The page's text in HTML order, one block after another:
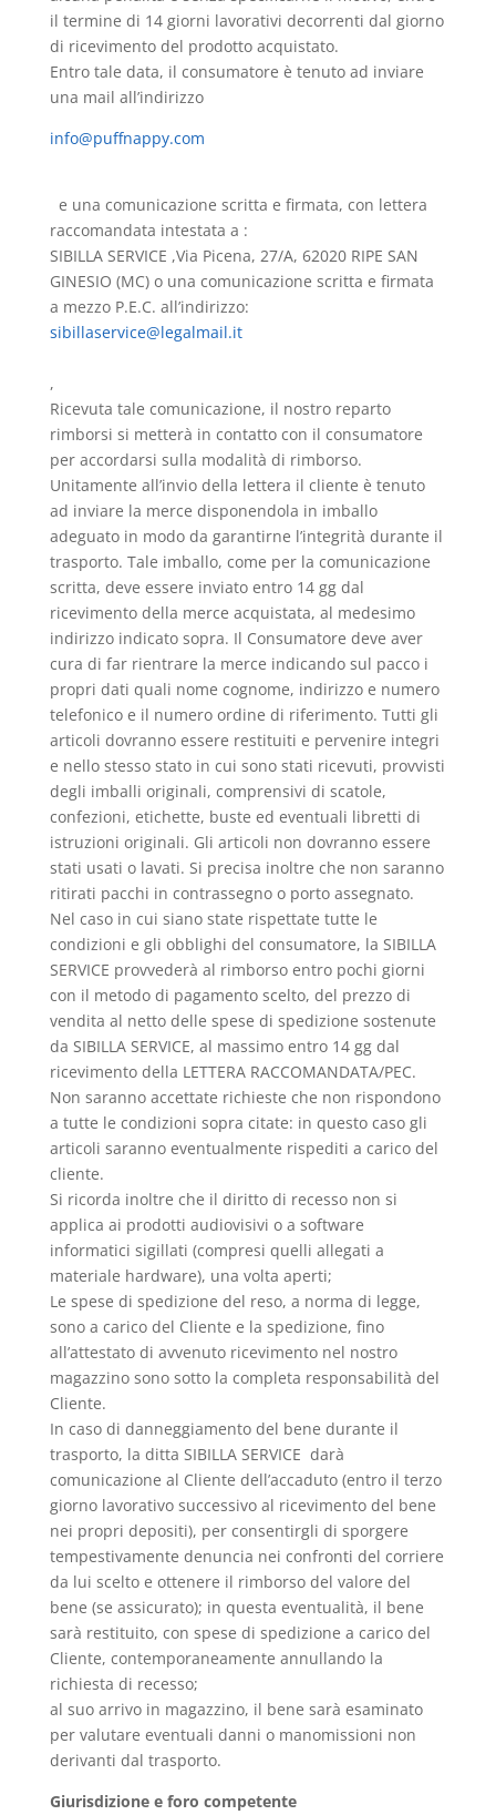
il termine di 14 giorni lavorativi decorrenti dal giorno
di ricevimento del prodotto acquistato.
Entro tale data, il consumatore è tenuto ad inviare
una mail all’indirizzo
info@puffnappy.com
e una comunicazione scritta e firmata, con lettera
raccomandata intestata a :
SIBILLA SERVICE ,Via Picena, 27/A, 62020 RIPE SAN
GINESIO (MC) o una comunicazione scritta e firmata
a mezzo P.E.C. all’indirizzo:
sibillaservice@legalmail.it
,
Ricevuta tale comunicazione, il nostro reparto
rimborsi si metterà in contatto con il consumatore
per accordarsi sulla modalità di rimborso.
Unitamente all’invio della lettera il cliente è tenuto
ad inviare la merce disponendola in imballo
adeguato in modo da garantirne l’integrità durante il
trasporto. Tale imballo, come per la comunicazione
scritta, deve essere inviato entro 14 gg dal
ricevimento della merce acquistata, al medesimo
indirizzo indicato sopra. Il Consumatore deve aver
cura di far rientrare la merce indicando sul pacco i
propri dati quali nome cognome, indirizzo e numero
telefonico e il numero ordine di riferimento. Tutti gli
articoli dovranno essere restituiti e pervenire integri
e nello stesso stato in cui sono stati ricevuti, provvisti
degli imballi originali, comprensivi di scatole,
confezioni, etichette, buste ed eventuali libretti di
istruzioni originali. Gli articoli non dovranno essere
stati usati o lavati. Si precisa inoltre che non saranno
ritirati pacchi in contrassegno o porto assegnato.
Nel caso in cui siano state rispettate tutte le
condizioni e gli obblighi del consumatore, la SIBILLA
SERVICE provvederà al rimborso entro pochi giorni
con il metodo di pagamento scelto, del prezzo di
vendita al netto delle spese di spedizione sostenute
da SIBILLA SERVICE, al massimo entro 14 gg dal
ricevimento della LETTERA RACCOMANDATA/PEC.
Non saranno accettate richieste che non rispondono
a tutte le condizioni sopra citate: in questo caso gli
articoli saranno eventualmente rispediti a carico del
cliente.
Si ricorda inoltre che il diritto di recesso non si
applica ai prodotti audiovisivi o a software
informatici sigillati (compresi quelli allegati a
materiale hardware), una volta aperti;
Le spese di spedizione del reso, a norma di legge,
sono a carico del Cliente e la spedizione, fino
all’attestato di avvenuto ricevimento nel nostro
magazzino sono sotto la completa responsabilità del
Cliente.
In caso di danneggiamento del bene durante il
trasporto, la ditta SIBILLA SERVICE darà
comunicazione al Cliente dell’accaduto (entro il terzo
giorno lavorativo successivo al ricevimento del bene
nei propri depositi), per consentirgli di sporgere
tempestivamente denuncia nei confronti del corriere
da lui scelto e ottenere il rimborso del valore del
bene (se assicurato); in questa eventualità, il bene
sarà restituito, con spese di spedizione a carico del
Cliente, contemporaneamente annullando la
richiesta di recesso;
al suo arrivo in magazzino, il bene sarà esaminato
per valutare eventuali danni o manomissioni non
derivanti dal trasporto.
Giurisdizione e foro competente